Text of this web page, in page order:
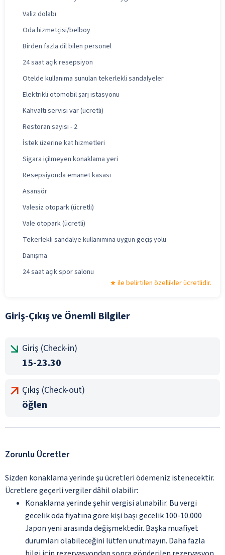
Valiz dolabı
Oda hizmetçisi/belboy
Birden fazla dil bilen personel
24 saat açık resepsiyon
Otelde kullanıma sunulan tekerlekli sandalyeler
Elektrikli otomobil şarj istasyonu
Kahvaltı servisi var (ücretli)
Restoran sayısı - 2
İstek üzerine kat hizmetleri
Sigara içilmeyen konaklama yeri
Resepsiyonda emanet kasası
Asansör
Valesiz otopark (ücretli)
Vale otopark (ücretli)
Tekerlekli sandalye kullanımına uygun geçiş yolu
Danışma
24 saat açık spor salonu
ile belirtilen özellikler ücretlidir.
Giriş-Çıkış ve Önemli Bilgiler
Giriş (Check-in)
15-23.30
Çıkış (Check-out)
öğlen
Zorunlu Ücretler
Sizden konaklama yerinde şu ücretleri ödemeniz istenecektir.
Ücretlere geçerli vergiler dâhil olabilir:
Konaklama yerinde şehir vergisi alınabilir. Bu vergi
gecelik oda fiyatına göre kişi başı gecelik 100-10.000
Japon yeni arasında değişmektedir. Başka muafiyet
durumları olabileceğini lütfen unutmayın. Daha fazla